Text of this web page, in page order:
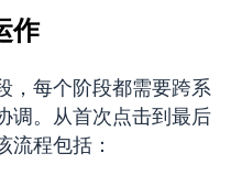
作
，每个阶段都需要跨系
调。从首次点击到最后
流程包括：